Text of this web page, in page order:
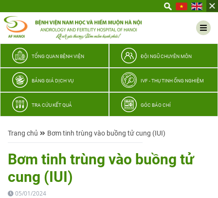
thương
TỔNG QUAN BỆNH VIỆN ĐỘI NGŨ CHUYÊN MÔN
BẢNG GIÁ DỊCH VỤ IVF - THỤ TINH ỐNG NGHIỆM
TRA CỨU KẾT QUẢ GÓC BÁO CHÍ
Trang chủ Bơm tinh trùng vào buồng tử cung (IUI)
Bơm tinh trùng vào buồng tử
cung (IUI)
05/01/2024